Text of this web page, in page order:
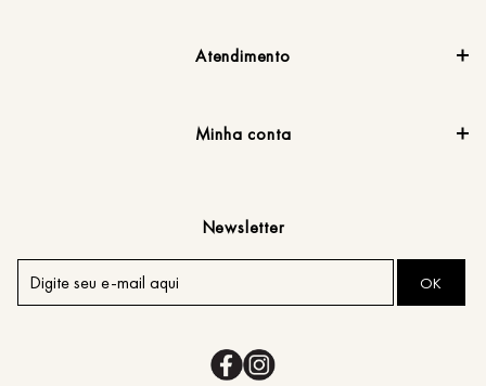
Atendimento
Minha conta
Newsletter
OK